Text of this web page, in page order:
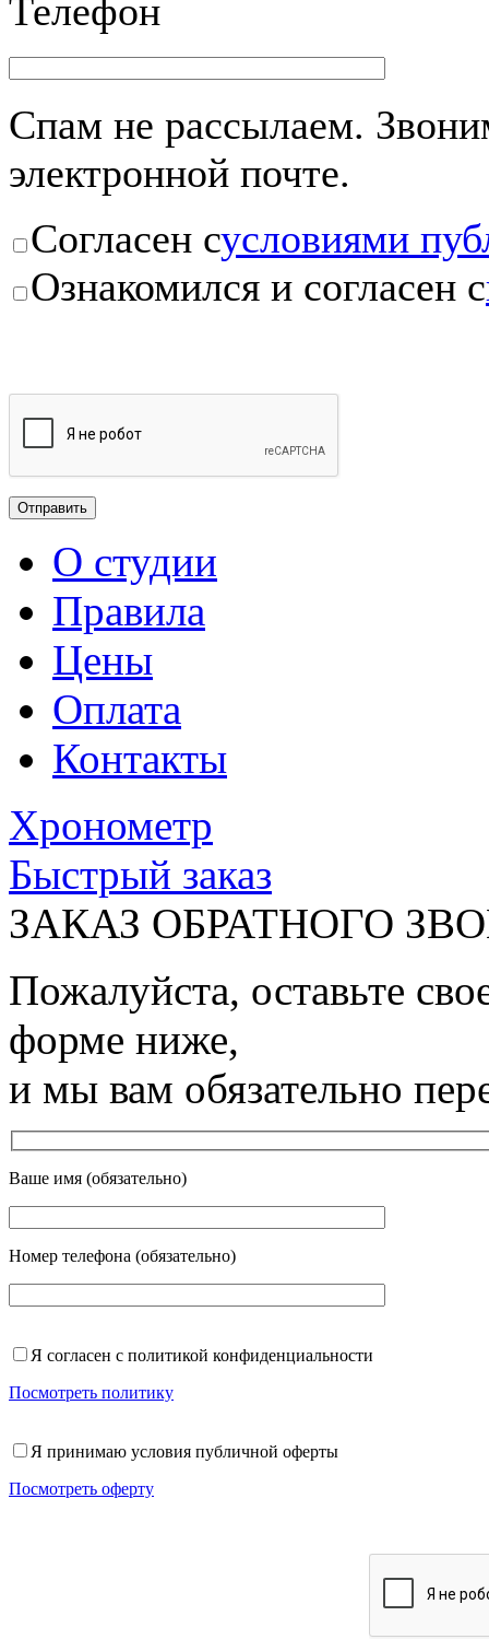
Телефон
Спам не рассылаем.
электронной почте.
Согласен сусловиями
Ознакомился и согласен с
О студии
Правила
Цены
Оплата
Контакты
Хронометр
Быстрый заказ
ЗАКАЗ ОБРАТНОГО
Пожалуйста, оставьте
форме ниже,
и мы вам обязательно
Ваше имя (обязательно)
Номер телефона (обязательно)
Я согласен с политикой конфиденциальности
Посмотреть политику
Я принимаю условия публичной оферты
Посмотреть оферту